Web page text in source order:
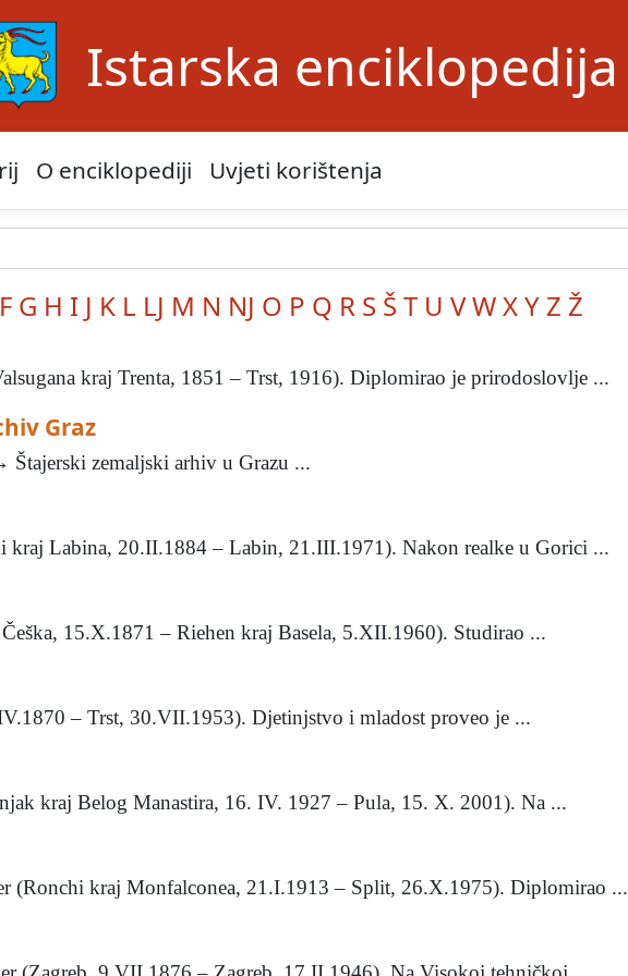
Istarska enciklopedija
O enciklopediji Uvjeti korištenja
F G H I J K L LJ M N NJ O P Q R S Š T U VWXY Z Ž
kraj Trenta, 1851 – Trst, 1916). Diplomirao je prirodoslovlje ...
Graz
Štajerski zemaljski arhiv u Grazu ...
kraj Labina, 20.II.1884 – Labin, 21.III.1971). Nakon realke u Gorici ...
15.X.1871 – Riehen kraj Basela, 5.XII.1960). Studirao ...
– Trst, 30.VII.1953). Djetinjstvo i mladost proveo je ...
kraj Belog Manastira, 16. IV. 1927 – Pula, 15. X. 2001). Na ...
(Ronchi kraj Monfalconea, 21.I.1913 – Split, 26.X.1975). Diplomirao ...